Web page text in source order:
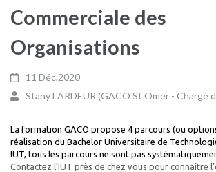
Commerciale des
Organisations
11 Déc,2020
Stany LARDEUR (GACO St Omer - Chargé
La formation GACO propose 4 parcours (ou
réalisation du Bachelor Universitaire de
IUT, tous les parcours ne sont pas
Contactez l’IUT près de chez vous pour connaître